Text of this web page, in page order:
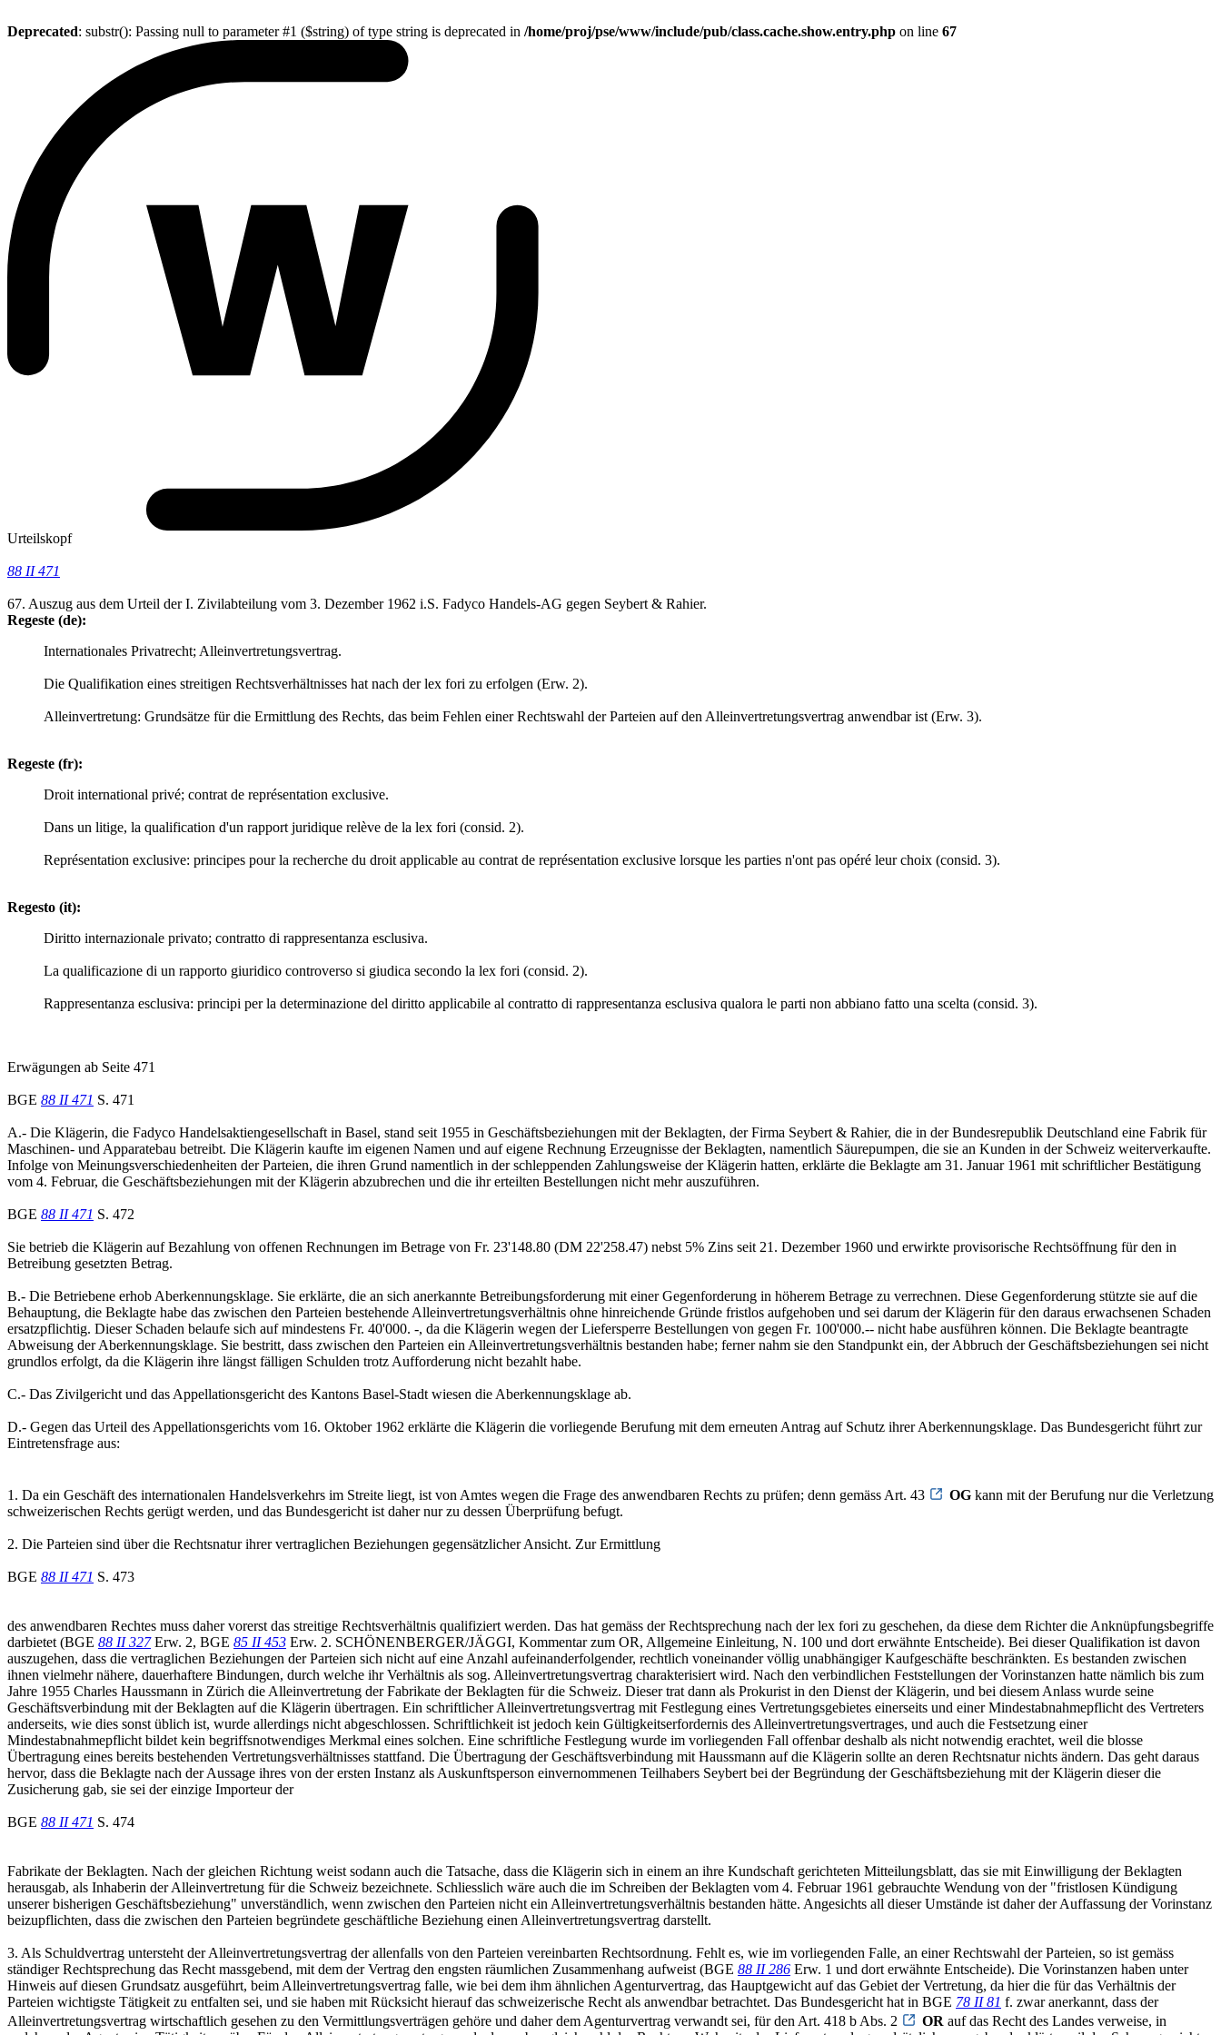
Deprecated: substr(): Passing null to parameter #1 ($string) of type string is deprecated in /home/proj/pse/www/include/pub/class.cache.show.entry.php on line 67
Urteilskopf
88 II 471
67. Auszug aus dem Urteil der I. Zivilabteilung vom 3. Dezember 1962 i.S. Fadyco Handels-AG gegen Seybert & Rahier.
Regeste (de):
Internationales Privatrecht; Alleinvertretungsvertrag.
Die Qualifikation eines streitigen Rechtsverhältnisses hat nach der lex fori zu erfolgen (Erw. 2).
Alleinvertretung: Grundsätze für die Ermittlung des Rechts, das beim Fehlen einer Rechtswahl der Parteien auf den Alleinvertretungsvertrag anwendbar ist (Erw. 3).
Regeste (fr):
Droit international privé; contrat de représentation exclusive.
Dans un litige, la qualification d'un rapport juridique relève de la lex fori (consid. 2).
Représentation exclusive: principes pour la recherche du droit applicable au contrat de représentation exclusive lorsque les parties n'ont pas opéré leur choix (consid. 3).
Regesto (it):
Diritto internazionale privato; contratto di rappresentanza esclusiva.
La qualificazione di un rapporto giuridico controverso si giudica secondo la lex fori (consid. 2).
Rappresentanza esclusiva: principi per la determinazione del diritto applicabile al contratto di rappresentanza esclusiva qualora le parti non abbiano fatto una scelta (consid. 3).
Erwägungen ab Seite 471
BGE 88 II 471 S. 471
A.- Die Klägerin, die Fadyco Handelsaktiengesellschaft in Basel, stand seit 1955 in Geschäftsbeziehungen mit der Beklagten, der Firma Seybert & Rahier, die in der Bundesrepublik Deutschland eine Fabrik für
Maschinen- und Apparatebau betreibt. Die Klägerin kaufte im eigenen Namen und auf eigene Rechnung Erzeugnisse der Beklagten, namentlich Säurepumpen, die sie an Kunden in der Schweiz weiterverkaufte.
Infolge von Meinungsverschiedenheiten der Parteien, die ihren Grund namentlich in der schleppenden Zahlungsweise der Klägerin hatten, erklärte die Beklagte am 31. Januar 1961 mit schriftlicher Bestätigung
vom 4. Februar, die Geschäftsbeziehungen mit der Klägerin abzubrechen und die ihr erteilten Bestellungen nicht mehr auszuführen.
BGE 88 II 471 S. 472
Sie betrieb die Klägerin auf Bezahlung von offenen Rechnungen im Betrage von Fr. 23'148.80 (DM 22'258.47) nebst 5% Zins seit 21. Dezember 1960 und erwirkte provisorische Rechtsöffnung für den in
Betreibung gesetzten Betrag.
B.- Die Betriebene erhob Aberkennungsklage. Sie erklärte, die an sich anerkannte Betreibungsforderung mit einer Gegenforderung in höherem Betrage zu verrechnen. Diese Gegenforderung stützte sie auf die
Behauptung, die Beklagte habe das zwischen den Parteien bestehende Alleinvertretungsverhältnis ohne hinreichende Gründe fristlos aufgehoben und sei darum der Klägerin für den daraus erwachsenen Schaden
ersatzpflichtig. Dieser Schaden belaufe sich auf mindestens Fr. 40'000. -, da die Klägerin wegen der Liefersperre Bestellungen von gegen Fr. 100'000.-- nicht habe ausführen können. Die Beklagte beantragte
Abweisung der Aberkennungsklage. Sie bestritt, dass zwischen den Parteien ein Alleinvertretungsverhältnis bestanden habe; ferner nahm sie den Standpunkt ein, der Abbruch der Geschäftsbeziehungen sei nicht
grundlos erfolgt, da die Klägerin ihre längst fälligen Schulden trotz Aufforderung nicht bezahlt habe.
C.- Das Zivilgericht und das Appellationsgericht des Kantons Basel-Stadt wiesen die Aberkennungsklage ab.
D.- Gegen das Urteil des Appellationsgerichts vom 16. Oktober 1962 erklärte die Klägerin die vorliegende Berufung mit dem erneuten Antrag auf Schutz ihrer Aberkennungsklage. Das Bundesgericht führt zur
Eintretensfrage aus:
1. Da ein Geschäft des internationalen Handelsverkehrs im Streite liegt, ist von Amtes wegen die Frage des anwendbaren Rechts zu prüfen; denn gemäss Art. 43 OG kann mit der Berufung nur die Verletzung
schweizerischen Rechts gerügt werden, und das Bundesgericht ist daher nur zu dessen Überprüfung befugt.
2. Die Parteien sind über die Rechtsnatur ihrer vertraglichen Beziehungen gegensätzlicher Ansicht. Zur Ermittlung
BGE 88 II 471 S. 473
des anwendbaren Rechtes muss daher vorerst das streitige Rechtsverhältnis qualifiziert werden. Das hat gemäss der Rechtsprechung nach der lex fori zu geschehen, da diese dem Richter die Anknüpfungsbegriffe
darbietet (BGE 88 II 327Erw. 2, BGE 85 II 453 Erw. 2. SCHÖNENBERGER/JÄGGI, Kommentar zum OR, Allgemeine Einleitung, N. 100 und dort erwähnte Entscheide). Bei dieser Qualifikation ist davon
auszugehen, dass die vertraglichen Beziehungen der Parteien sich nicht auf eine Anzahl aufeinanderfolgender, rechtlich voneinander völlig unabhängiger Kaufgeschäfte beschränkten. Es bestanden zwischen
ihnen vielmehr nähere, dauerhaftere Bindungen, durch welche ihr Verhältnis als sog. Alleinvertretungsvertrag charakterisiert wird. Nach den verbindlichen Feststellungen der Vorinstanzen hatte nämlich bis zum
Jahre 1955 Charles Haussmann in Zürich die Alleinvertretung der Fabrikate der Beklagten für die Schweiz. Dieser trat dann als Prokurist in den Dienst der Klägerin, und bei diesem Anlass wurde seine
Geschäftsverbindung mit der Beklagten auf die Klägerin übertragen. Ein schriftlicher Alleinvertretungsvertrag mit Festlegung eines Vertretungsgebietes einerseits und einer Mindestabnahmepflicht des Vertreters
anderseits, wie dies sonst üblich ist, wurde allerdings nicht abgeschlossen. Schriftlichkeit ist jedoch kein Gültigkeitserfordernis des Alleinvertretungsvertrages, und auch die Festsetzung einer
Mindestabnahmepflicht bildet kein begriffsnotwendiges Merkmal eines solchen. Eine schriftliche Festlegung wurde im vorliegenden Fall offenbar deshalb als nicht notwendig erachtet, weil die blosse
Übertragung eines bereits bestehenden Vertretungsverhältnisses stattfand. Die Übertragung der Geschäftsverbindung mit Haussmann auf die Klägerin sollte an deren Rechtsnatur nichts ändern. Das geht daraus
hervor, dass die Beklagte nach der Aussage ihres von der ersten Instanz als Auskunftsperson einvernommenen Teilhabers Seybert bei der Begründung der Geschäftsbeziehung mit der Klägerin dieser die
Zusicherung gab, sie sei der einzige Importeur der
BGE 88 II 471 S. 474
Fabrikate der Beklagten. Nach der gleichen Richtung weist sodann auch die Tatsache, dass die Klägerin sich in einem an ihre Kundschaft gerichteten Mitteilungsblatt, das sie mit Einwilligung der Beklagten
herausgab, als Inhaberin der Alleinvertretung für die Schweiz bezeichnete. Schliesslich wäre auch die im Schreiben der Beklagten vom 4. Februar 1961 gebrauchte Wendung von der "fristlosen Kündigung
unserer bisherigen Geschäftsbeziehung" unverständlich, wenn zwischen den Parteien nicht ein Alleinvertretungsverhältnis bestanden hätte. Angesichts all dieser Umstände ist daher der Auffassung der Vorinstanz
beizupflichten, dass die zwischen den Parteien begründete geschäftliche Beziehung einen Alleinvertretungsvertrag darstellt.
3. Als Schuldvertrag untersteht der Alleinvertretungsvertrag der allenfalls von den Parteien vereinbarten Rechtsordnung. Fehlt es, wie im vorliegenden Falle, an einer Rechtswahl der Parteien, so ist gemäss
ständiger Rechtsprechung das Recht massgebend, mit dem der Vertrag den engsten räumlichen Zusammenhang aufweist (BGE 88 II 286 Erw. 1 und dort erwähnte Entscheide). Die Vorinstanzen haben unter
Hinweis auf diesen Grundsatz ausgeführt, beim Alleinvertretungsvertrag falle, wie bei dem ihm ähnlichen Agenturvertrag, das Hauptgewicht auf das Gebiet der Vertretung, da hier die für das Verhältnis der
Parteien wichtigste Tätigkeit zu entfalten sei, und sie haben mit Rücksicht hierauf das schweizerische Recht als anwendbar betrachtet. Das Bundesgericht hat in BGE 78 II 81 f. zwar anerkannt, dass der
Alleinvertretungsvertrag wirtschaftlich gesehen zu den Vermittlungsverträgen gehöre und daher dem Agenturvertrag verwandt sei, für den Art. 418 b Abs. 2
OR auf das Recht des Landes verweise, in